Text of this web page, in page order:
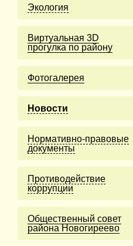
Экология
Виртуальная 3D
прогулка по району
Фотогалерея
Новости
Нормативно-правовые
документы
Противодействие
коррупции
Общественный совет
района Новогиреево